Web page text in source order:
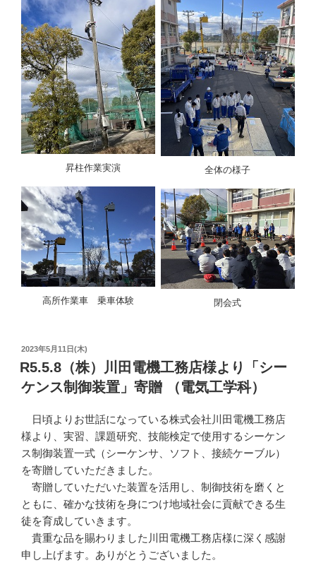
昇柱作業実演 全体の様子
高所作業車 乗車体験 閉会式
投
稿
日:
2023年5月11日(木)
R5.5.8（株）川田電機工務店様より「シー
ケンス制御装置」寄贈 （電気工学科）
日頃よりお世話になっている株式会社川田電機工務店
様より、実習、課題研究、技能検定で使用するシーケン
ス制御装置一式（シーケンサ、ソフト、接続ケーブル）
を寄贈していただきました。
寄贈していただいた装置を活用し、制御技術を磨くと
ともに、確かな技術を身につけ地域社会に貢献できる生
徒を育成していきます。
貴重な品を賜わりました川田電機工務店様に深く感謝
申し上げます。ありがとうございました。